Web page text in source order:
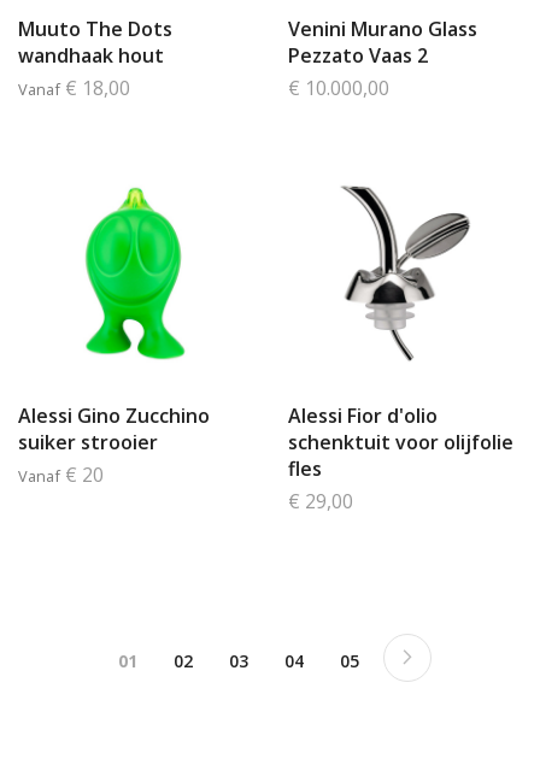
Muuto The Dots
wandhaak hout
Vanaf € 18,00
Venini Murano Glass
Pezzato Vaas 2
€ 10.000,00
Alessi Gino Zucchino
suiker strooier
Vanaf € 20
Alessi Fior d'olio
schenktuit voor olijfolie
fles
€ 29,00
Je bekijkt pagina
01 Pagina
02 Pagina
03 Pagina
04 Pagina
05 Pagina
Next